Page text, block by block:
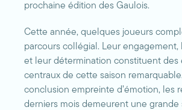
prochaine édition des Gaulois.
Cette année, quelques joueurs
parcours collégial. Leur engagement,
et leur détermination constituent des
centraux de cette saison
conclusion empreinte d’émotion, les
derniers mois demeurent une grande